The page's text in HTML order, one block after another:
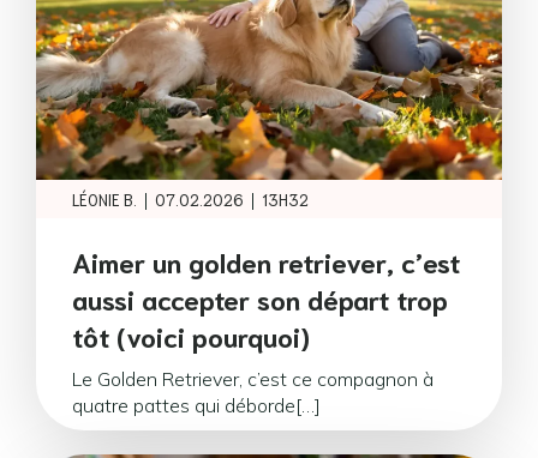
LÉONIE B. | 07.02.2026 | 13H32
Aimer un golden retriever, c’est
aussi accepter son départ trop
tôt (voici pourquoi)
Le Golden Retriever, c’est ce compagnon à
quatre pattes qui déborde[…]